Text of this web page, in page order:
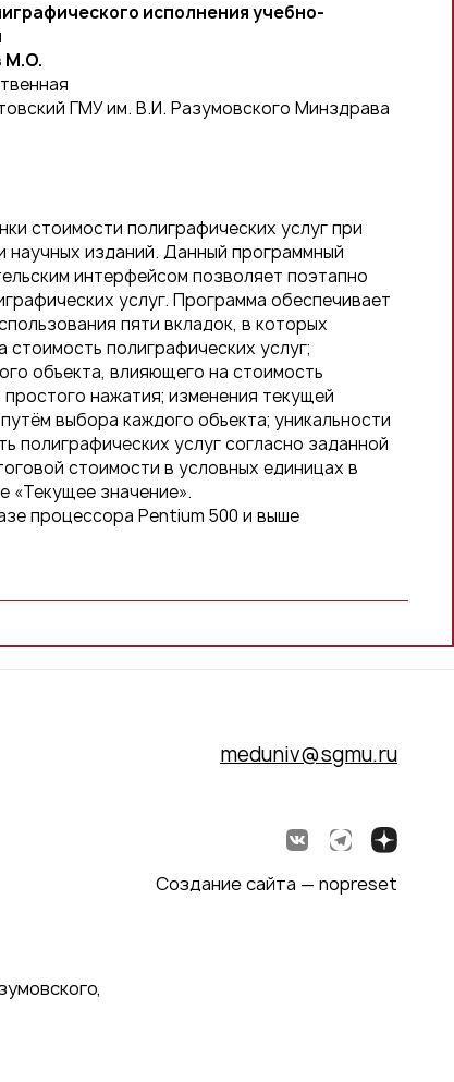
исполнения учебно-
М.О.
ГМУ им. В.И. Разумовского Минздрава
стоимости полиграфических услуг при
научных изданий. Данный программный
интерфейсом позволяет поэтапно
услуг. Программа обеспечивает
пяти вкладок, в которых
полиграфических услуг;
объекта, влияющего на стоимость
нажатия; изменения текущей
выбора каждого объекта; уникальности
полиграфических услуг согласно заданной
стоимости в условных единицах в
«Текущее значение».
процессора Pentium 500 и выше
meduniv@sgmu.ru
Создание сайта — nopreset